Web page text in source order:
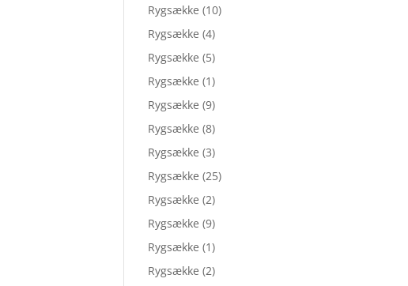
Rygsække (10)
Rygsække (4)
Rygsække (5)
Rygsække (1)
Rygsække (9)
Rygsække (8)
Rygsække (3)
Rygsække (25)
Rygsække (2)
Rygsække (9)
Rygsække (1)
Rygsække (2)